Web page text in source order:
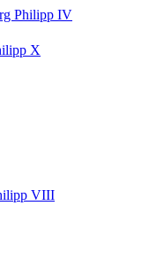
Philipp IV
X
VIII